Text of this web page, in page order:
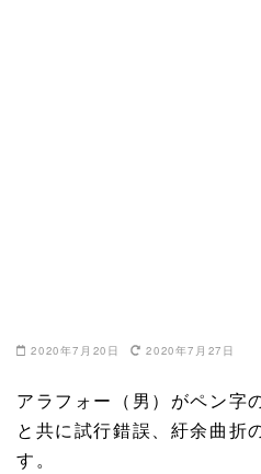
2020年7月20日 2020年7月27日
アラフォー（男）がペン字
と共に試行錯誤、紆余曲折
す。